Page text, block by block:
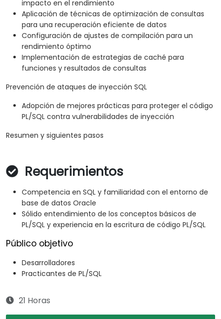
impacto en el rendimiento
Aplicación de técnicas de optimización de consultas
para una recuperación eficiente de datos
Configuración de ajustes de compilación para un
rendimiento óptimo
Implementación de estrategias de caché para
funciones y resultados de consultas
Prevención de ataques de inyección SQL
Adopción de mejores prácticas para proteger el código
PL/SQL contra vulnerabilidades de inyección
Resumen y siguientes pasos
Requerimientos
Competencia en SQL y familiaridad con el entorno de
base de datos Oracle
Sólido entendimiento de los conceptos básicos de
PL/SQL y experiencia en la escritura de código PL/SQL
Público objetivo
Desarrolladores
Practicantes de PL/SQL
21 Horas